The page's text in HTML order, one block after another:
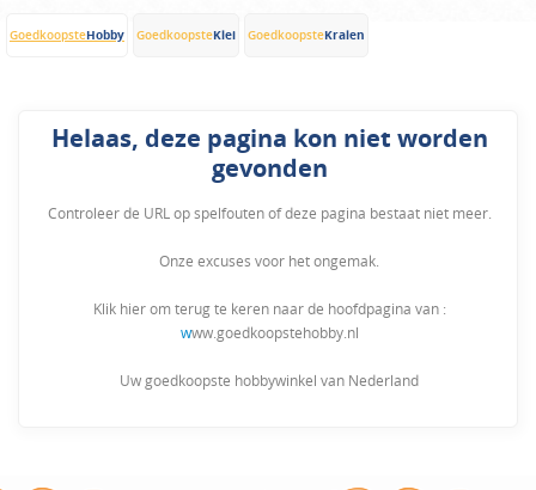
GoedkoopsteHobby GoedkoopsteKlei GoedkoopsteKralen
Helaas, deze pagina kon niet worden
gevonden
Controleer de URL op spelfouten of deze pagina bestaat niet meer.
Onze excuses voor het ongemak.
Klik hier om terug te keren naar de hoofdpagina van :
www.goedkoopstehobby.nl
Uw goedkoopste hobbywinkel van Nederland